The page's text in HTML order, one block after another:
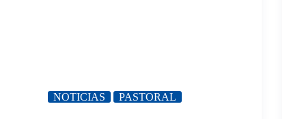
NOTICIAS PASTORAL